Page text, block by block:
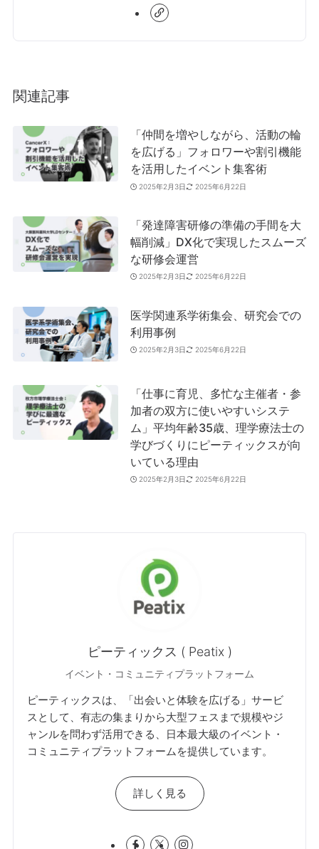
関連記事
「仲間を増やしながら、活動の輪
を広げる」フォロワーや割引機能
を活用したイベント集客術
2025年2月3日 2025年6月22日
「発達障害研修の準備の手間を大
幅削減」DX化で実現したスムーズ
な研修会運営
2025年2月3日 2025年6月22日
医学関連系学術集会、研究会での
利用事例
2025年2月3日 2025年6月22日
「仕事に育児、多忙な主催者・参
加者の双方に使いやすいシステ
ム」平均年齢35歳、理学療法士の
学びづくりにピーティックスが向
いている理由
2025年2月3日 2025年6月22日
ピーティックス ( Peatix )
イベント・コミュニティプラットフォーム
ピーティックスは、「出会いと体験を広げる」サービ
スとして、有志の集まりから大型フェスまで規模やジ
ャンルを問わず活用できる、日本最大級のイベント・
コミュニティプラットフォームを提供しています。
詳しく見る